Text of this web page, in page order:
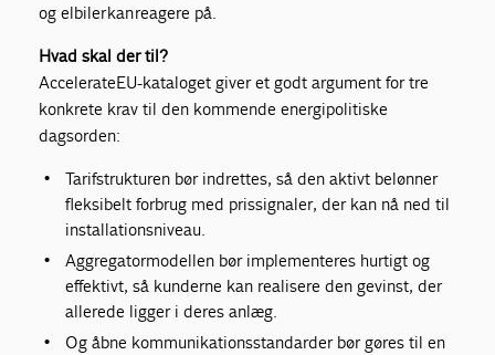
og elbiler kan reagere på.
Hvad skal der til?
AccelerateEU-kataloget giver et godt argument for tre
konkrete krav til den kommende energipolitiske
dagsorden:
Tarifstrukturen bør indrettes, så den aktivt belønner
fleksibelt forbrug med prissignaler, der kan nå ned til
installationsniveau.
Aggregatormodellen bør implementeres hurtigt og
effektivt, så kunderne kan realisere den gevinst, der
allerede ligger i deres anlæg.
Og åbne kommunikationsstandarder bør gøres til en